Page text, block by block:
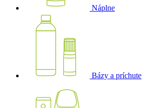
Náplne
Bázy a príchute